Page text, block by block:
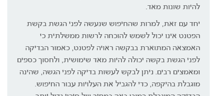
להיות שונות מאד.
יחד עם זאת, למרות שהחיפוש שנעשה לפני הגשת בקשת
הפטנט אינו יכול לשמש להוכחה לרשות ממשלתית כי
האמצאה המתוארת בבקשה ראויה לפטנט, כאמור הבדיקה
לפני הגשת בקשה יכולה להיות מאד שימושית, ולחסוך כספים
ומאמצים רבים. ניתן לבקש לעשות בדיקה לפני הגשה, שהינה
מוגבלת בהיקפה, כדי להגביל את העלויות עבור החיפוש.